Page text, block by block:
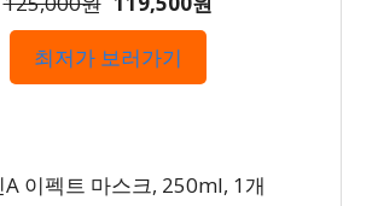
최저가 보러가기
이펙트 마스크, 250ml, 1개